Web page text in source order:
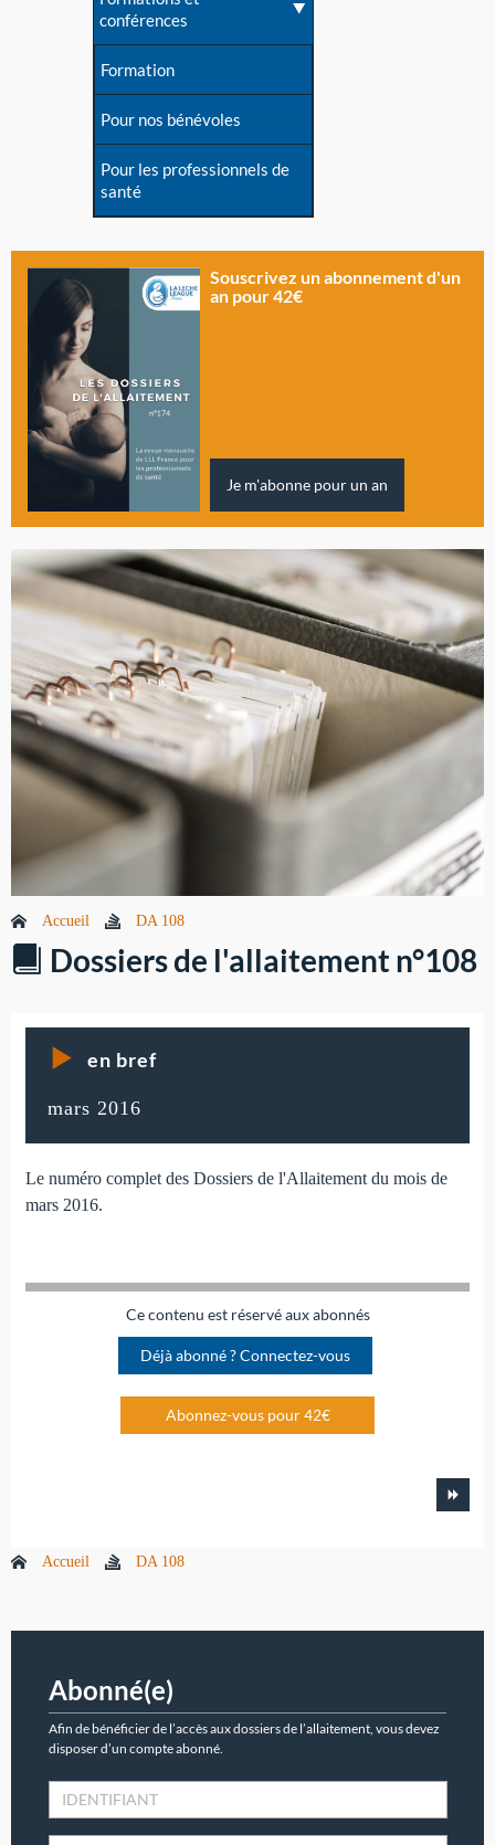
conférences
Formation
Pour nos bénévoles
Pour les professionnels de
santé
Souscrivez un abonnement d'un
an pour 42€
Je m'abonne pour un an
Accueil DA 108
Dossiers de l'allaitement n°108
en bref
mars 2016
Le numéro complet des Dossiers de l'Allaitement du mois de
mars 2016.
Ce contenu est réservé aux abonnés
Déjà abonné ? Connectez-vous
Abonnez-vous pour 42€
Accueil DA 108
Abonné(e)
Afin de bénéficier de l’accès aux dossiers de l’allaitement, vous devez
disposer d’un compte abonné.